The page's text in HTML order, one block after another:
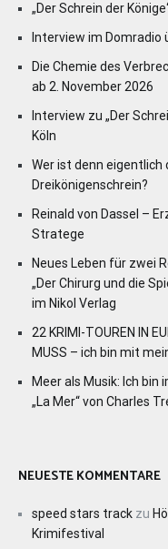
„Der Schrein der
Interview im Domradio
Die Chemie des
ab 2. November 2026
Interview zu „Der
Köln
Wer ist denn eigentlich
Dreikönigenschrein?
Reinald von Dassel –
Stratege
Neues Leben für zwei
„Der Chirurg und die
im Nikol Verlag
22 KRIMI-TOUREN IN
MUSS – ich bin mit
Meer als Musik: Ich bin
„La Mer“ von Charles
NEUESTE KOMMENTARE
speed stars track zu
Krimifestival